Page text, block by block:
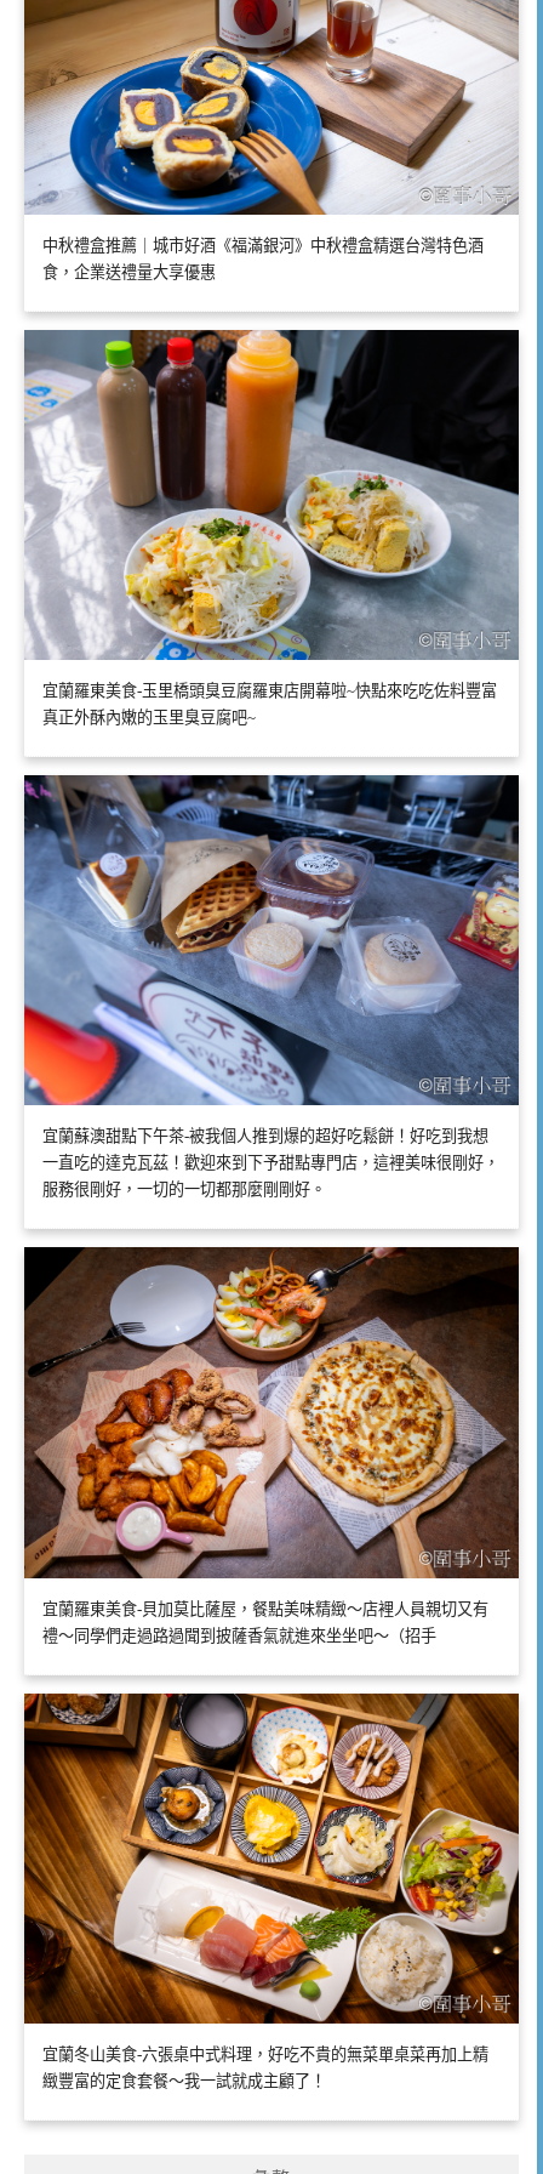
中秋禮盒推薦｜城市好酒《福滿銀河》中秋禮盒精選台灣特色酒
食，企業送禮量大享優惠
宜蘭羅東美食-玉里橋頭臭豆腐羅東店開幕啦~快點來吃吃佐料豐富
真正外酥內嫩的玉里臭豆腐吧~
宜蘭蘇澳甜點下午茶-被我個人推到爆的超好吃鬆餅！好吃到我想
一直吃的達克瓦茲！歡迎來到下予甜點專門店，這裡美味很剛好，
服務很剛好，一切的一切都那麼剛剛好。
宜蘭羅東美食-貝加莫比薩屋，餐點美味精緻～店裡人員親切又有
禮～同學們走過路過聞到披薩香氣就進來坐坐吧～（招手
宜蘭冬山美食-六張桌中式料理，好吃不貴的無菜單桌菜再加上精
緻豐富的定食套餐～我一試就成主顧了！